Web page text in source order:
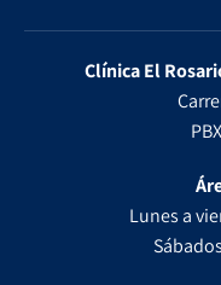
Clínica El
Lunes a